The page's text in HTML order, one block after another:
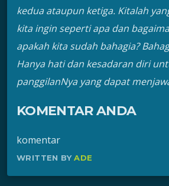
kedua ataupun ketiga. Kitalah
kita ingin seperti apa dan
apakah kita sudah bahagia?
Hanya hati dan kesadaran diri
panggilanNya yang dapat
KOMENTAR ANDA
komentar
WRITTEN BYADE